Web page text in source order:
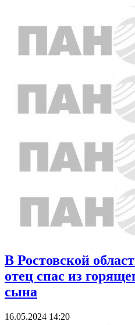
В Ростовской
отец спас из
сына
16.05.2024 14:20